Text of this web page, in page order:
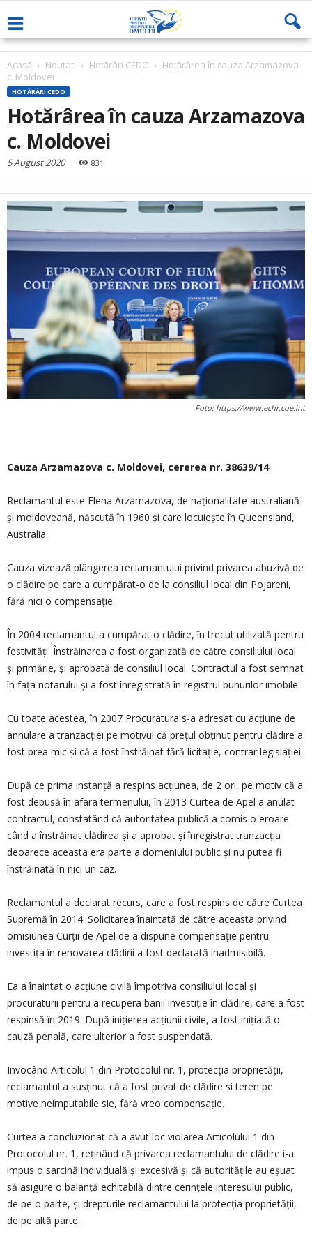
Acasă Noutati Hotărâri CEDO
Hotărârea în cauza Arzamazova
c. Moldovei
HOTĂRÂRI CEDO
Hotărârea în cauza Arzamazova
c. Moldovei
5 August 2020 831
Foto: https://www.echr.coe.int
Cauza Arzamazova c. Moldovei, cererea nr. 38639/14
Reclamantul este Elena Arzamazova, de naționalitate australiană
şi moldoveană, născută în 1960 şi care locuieşte în Queensland,
Australia.
Cauza vizează plângerea reclamantului privind privarea abuzivă de
o clădire pe care a cumpărat-o de la consiliul local din Pojareni,
fără nici o compensaţie.
În 2004 reclamantul a cumpărat o clădire, în trecut utilizată pentru
festivităţi. Înstrăinarea a fost organizată de către consiliului local
şi primărie, şi aprobată de consiliul local. Contractul a fost semnat
în faţa notarului şi a fost înregistrată în registrul bunurilor imobile.
Cu toate acestea, în 2007 Procuratura s-a adresat cu acţiune de
annulare a tranzacţiei pe motivul că preţul obţinut pentru clădire a
fost prea mic şi că a fost înstrăinat fără licitaţie, contrar legislaţiei.
După ce prima instanţă a respins acţiunea, de 2 ori, pe motiv că a
fost depusă în afara termenului, în 2013 Curtea de Apel a anulat
contractul, constatând că autoritatea publică a comis o eroare
când a înstrăinat clădirea şi a aprobat şi înregistrat tranzacţia
deoarece aceasta era parte a domeniului public şi nu putea fi
înstrăinată în nici un caz.
Reclamantul a declarat recurs, care a fost respins de către Curtea
Supremă în 2014. Solicitarea înaintată de către aceasta privind
omisiunea Curţii de Apel de a dispune compensaţie pentru
investiţa în renovarea clădirii a fost declarată inadmisibilă.
Ea a înaintat o acţiune civilă împotriva consiliului local şi
procuraturii pentru a recupera banii investiţie în clădire, care a fost
respinsă în 2019. După iniţierea acţiunii civile, a fost iniţiată o
cauză penală, care ulterior a fost suspendată.
Invocând Articolul 1 din Protocolul nr. 1, protecţia proprietăţii,
reclamantul a susţinut că a fost privat de clădire şi teren pe
motive neimputabile sie, fără vreo compensaţie.
Curtea a concluzionat că a avut loc violarea Articolului 1 din
Protocolul nr. 1, reţinând că privarea reclamantului de clădire i-a
impus o sarcină individuală şi excesivă şi că autorităţile au eşuat
să asigure o balanţă echitabilă dintre cerinţele interesului public,
de pe o parte, şi drepturile reclamantului la protecţia proprietăţii,
de pe altă parte.